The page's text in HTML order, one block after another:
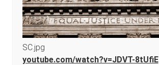
SC.jpg
youtube.com/watch?v=JDVT-8tUfiE